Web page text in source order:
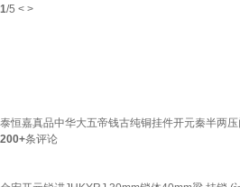
1/5 < >
泰恒嘉真品中华大五帝钱古纯铜挂件开元秦半两
200+条评论